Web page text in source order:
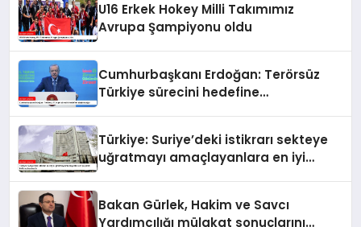
U16 Erkek Hokey Milli Takımımız
Avrupa Şampiyonu oldu
Cumhurbaşkanı Erdoğan: Terörsüz
Türkiye sürecini hedefine
Türkiye: Suriye’deki istikrarı sekteye
uğratmayı amaçlayanlara en iyi
Bakan Gürlek, Hakim ve Savcı
Yardımcılığı mülakat sonuçlarını